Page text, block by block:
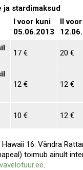
ja stardimaksud
I voor kuni
05.06.2013
II
17 € 20 €
12 € 12 €
10 € 12 €
16. Vändra
toimub ainult
.